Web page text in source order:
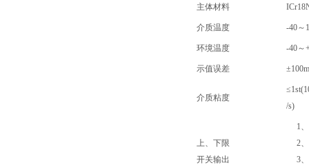
主体材料
介质温度 -40～
环境温度 -40～
示值误差
介质粘度
/s)
上、下限
开关输出
1、
2、
3、